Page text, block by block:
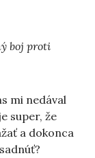
boj proti
mi nedával
super, že
a dokonca